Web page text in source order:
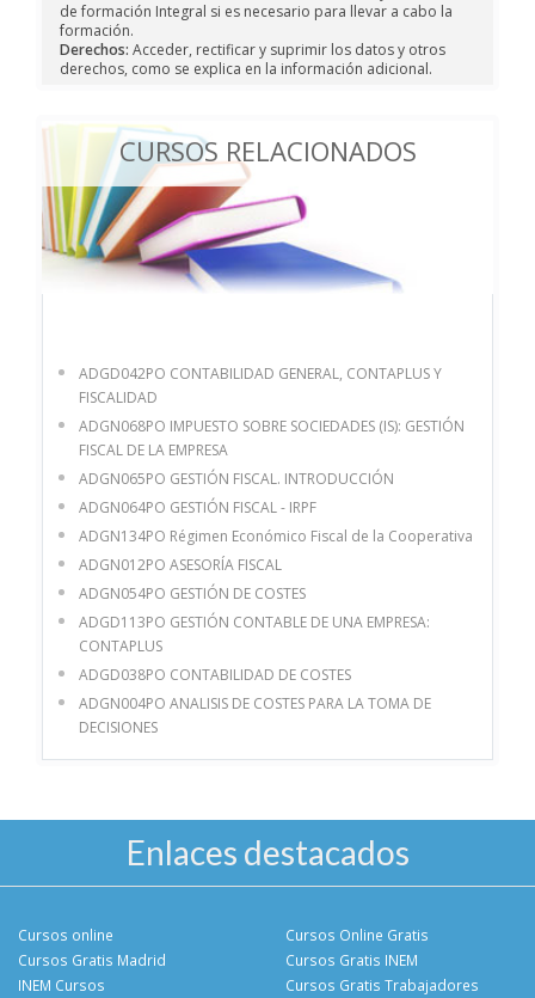
de formación Integral si es necesario para llevar a cabo la
formación.
Derechos: Acceder, rectificar y suprimir los datos y otros
derechos, como se explica en la información adicional.
CURSOS RELACIONADOS
ADGD042PO CONTABILIDAD GENERAL, CONTAPLUS Y
FISCALIDAD
ADGN068PO IMPUESTO SOBRE SOCIEDADES (IS): GESTIÓN
FISCAL DE LA EMPRESA
ADGN065PO GESTIÓN FISCAL. INTRODUCCIÓN
ADGN064PO GESTIÓN FISCAL - IRPF
ADGN134PO Régimen Económico Fiscal de la Cooperativa
ADGN012PO ASESORÍA FISCAL
ADGN054PO GESTIÓN DE COSTES
ADGD113PO GESTIÓN CONTABLE DE UNA EMPRESA:
CONTAPLUS
ADGD038PO CONTABILIDAD DE COSTES
ADGN004PO ANALISIS DE COSTES PARA LA TOMA DE
DECISIONES
Enlaces destacados
Cursos online
Cursos Gratis Madrid
INEM Cursos
Cursos Online Gratis
Cursos Gratis INEM
Cursos Gratis Trabajadores